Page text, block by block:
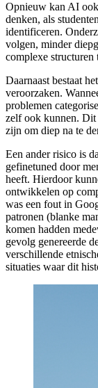
Opnieuw kan AI
denken, als
identificeren.
volgen, minder
complexe structuren
Daarnaast bestaat
veroorzaken.
problemen
zelf ook kunnen. Dit
zijn om diep na te
Een ander risico is
gefinetuned door
heeft. Hierdoor
ontwikkelen op
was een fout in
patronen (blanke
komen hadden
gevolg genereerde
verschillende
situaties waar dit